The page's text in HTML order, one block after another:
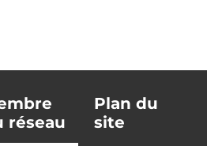
réseau
Plan du
site